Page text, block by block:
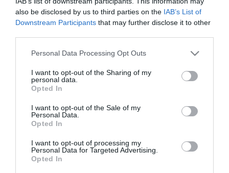
also be disclosed by us to third parties on the IAB’s List of
Downstream Participants that may further disclose it to other
Please note that this website/app uses one or more Google
not limited to your visit or usage behaviour. You may click to
grant or deny consent to Google and its third-party tags to
use your data for below specified purposes in below Google
consent section.
Personal Data Processing Opt Outs
I want to opt-out of the Sharing of my
personal data.
Opted In
I want to opt-out of the Sale of my
Personal Data.
Opted In
I want to opt-out of processing my
Personal Data for Targeted Advertising.
Opted In
Nem is olyan egészséges a népszerű banán?
AZ IGAZSÁG SOHA NEM KÉSŐ
2022.05.10 20:31
Porvihar
Mit szólsz? Ide minden baromságot...
2022.03.29 16:06